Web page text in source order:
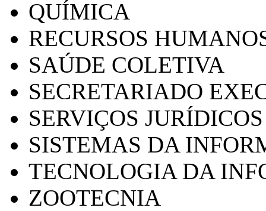
QUÍMICA
RECURSOS
SAÚDE COLETIVA
SECRETARIADO
SERVIÇOS
SISTEMAS DA
TECNOLOGIA DA
ZOOTECNIA